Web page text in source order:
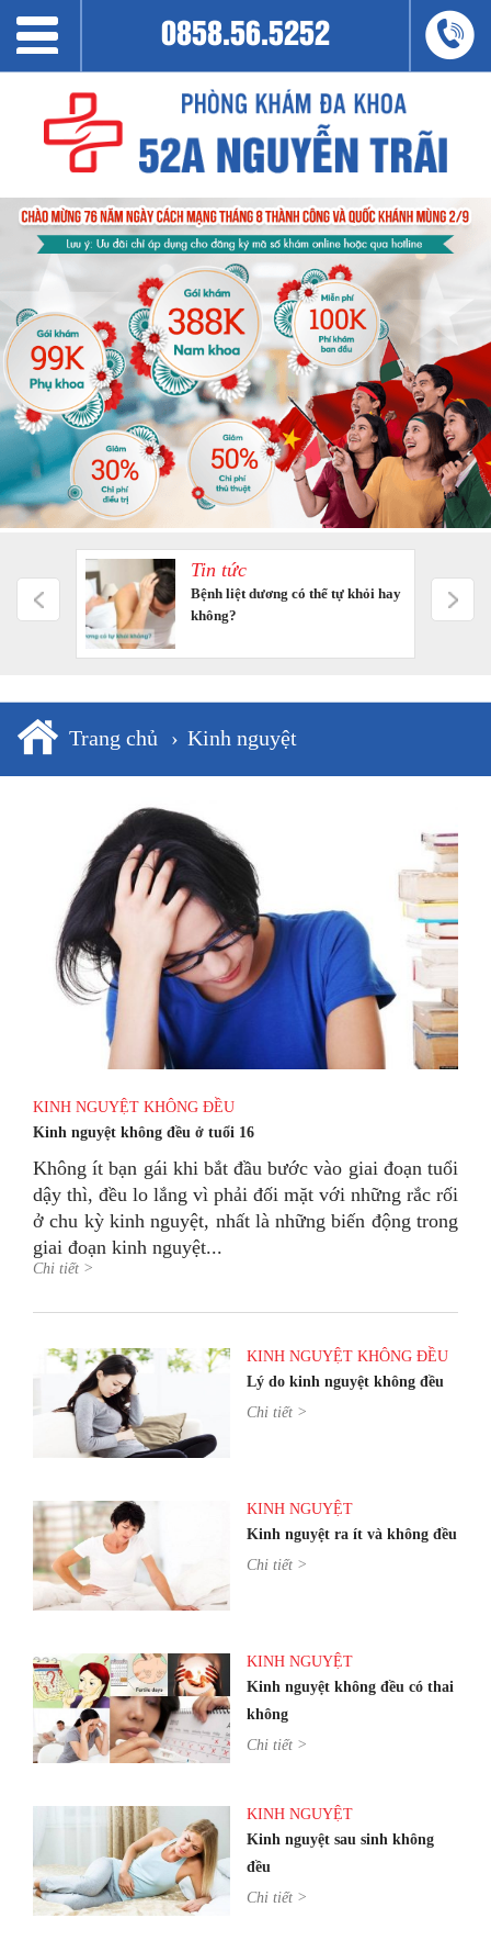
0858.56.5252
tưởng
Tin tức
Bệnh liệt dương có thể tự khỏi hay
không?
Trang chủ › Kinh nguyệt
KINH NGUYỆT KHÔNG ĐỀU
Kinh nguyệt không đều ở tuổi 16
Không ít bạn gái khi bắt đầu bước vào giai đoạn tuổi
dậy thì, đều lo lắng vì phải đối mặt với những rắc rối
ở chu kỳ kinh nguyệt, nhất là những biến động trong
giai đoạn kinh nguyệt...
Chi tiết >
KINH NGUYỆT KHÔNG ĐỀU
Lý do kinh nguyệt không đều
Chi tiết >
KINH NGUYỆT
Kinh nguyệt ra ít và không đều
Chi tiết >
KINH NGUYỆT
Kinh nguyệt không đều có thai
không
Chi tiết >
KINH NGUYỆT
Kinh nguyệt sau sinh không
đều
Chi tiết >